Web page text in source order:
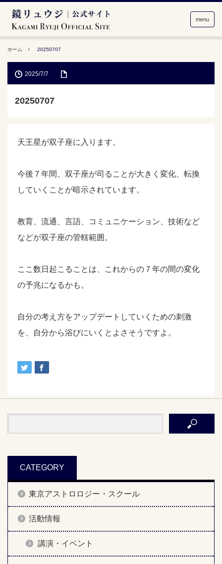
menu
ホーム 20250707
2025/7/7
20250707
天王星が双子座に入ります。
今後７年間、双子座が司ることが大きく変化、転換
していくことが暗示されています。
教育、流通、言語、コミュニケーション、技術など
などが双子座の管轄範囲。
ここ数日起こることは、これからの７年の間の変化
の予兆になるかも。
自分の考え方をアップデートしていくための刺激
を、自分から浴びにいくとよさそうですよ。
CATEGORY
東京アストロロジー・スクール
活動情報
講演・イベント